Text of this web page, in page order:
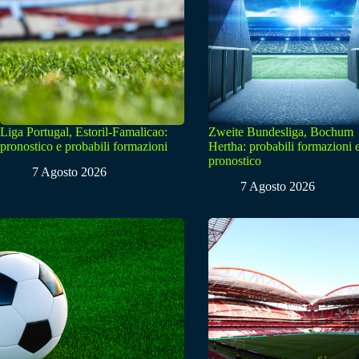
Liga Portugal, Estoril-Famalicao:
pronostico e probabili formazioni
7 Agosto 2026
Zweite Bundesliga, Bochum
Hertha: probabili formazioni
pronostico
7 Agosto 2026